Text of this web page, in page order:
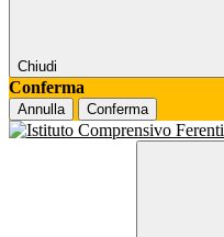
Chiudi
Conferma
Annulla Conferma